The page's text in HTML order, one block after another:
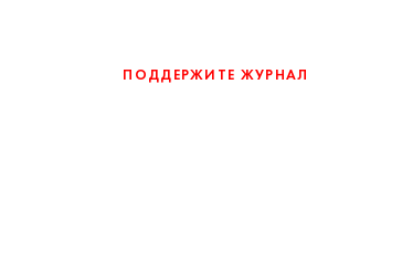
ПОДДЕРЖИТЕ ЖУРНАЛ